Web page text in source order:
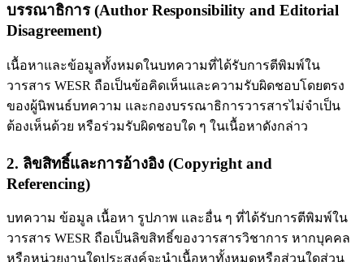
บรรณาธิการ (Author Responsibility and Editorial
Disagreement)
เนื้อหาและข้อมูลทั้งหมดในบทความที่ได้รับการตีพิมพ์ใน
วารสาร WESR ถือเป็นข้อคิดเห็นและความรับผิดชอบโดยตรง
ของผู้นิพนธ์บทความ และกองบรรณาธิการวารสารไม่จำเป็น
ต้องเห็นด้วย หรือร่วมรับผิดชอบใด ๆ ในเนื้อหาดังกล่าว
2. ลิขสิทธิ์และการอ้างอิง (Copyright and
Referencing)
บทความ ข้อมูล เนื้อหา รูปภาพ และอื่น ๆ ที่ได้รับการตีพิมพ์ใน
วารสาร WESR ถือเป็นลิขสิทธิ์ของวารสารวิชาการ หากบุคคล
หรือหน่วยงานใดประสงค์จะนำเนื้อหาทั้งหมดหรือส่วนใดส่วน